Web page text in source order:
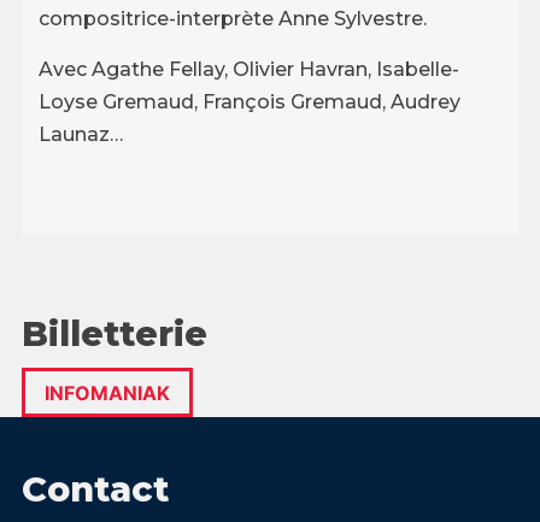
compositrice-interprète Anne Sylvestre.
Avec Agathe Fellay, Olivier Havran, Isabelle-
Loyse Gremaud, François Gremaud, Audrey
Launaz…
Billetterie
INFOMANIAK
Contact